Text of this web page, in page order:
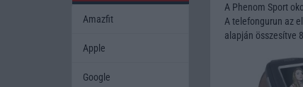
A Phenom Sport
A telefongurun az
alapján összesítve
Amazfit
Apple
Google